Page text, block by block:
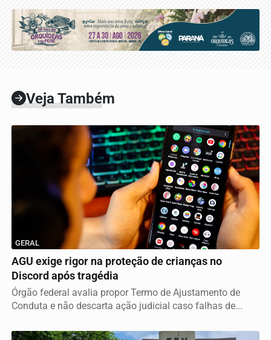
Veja Também
GERAL
AGU exige rigor na proteção de crianças no
Discord após tragédia
Órgão federal avalia propor Termo de Ajustamento de
Conduta e não descarta ação judicial caso falhas de...